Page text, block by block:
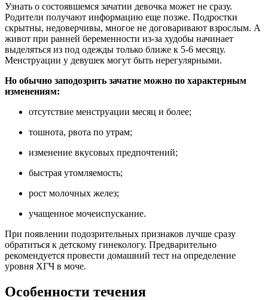
Узнать о состоявшемся зачатии девочка может не сразу.
Родители получают информацию еще позже. Подростки
скрытны, недоверчивы, многое не договаривают взрослым. А
живот при ранней беременности из-за худобы начинает
выделяться из под одежды только ближе к 5-6 месяцу.
Менструации у девушек могут быть нерегулярными.
Но обычно заподозрить зачатие можно по характерным
изменениям:
отсутствие менструации месяц и более;
тошнота, рвота по утрам;
изменение вкусовых предпочтений;
быстрая утомляемость;
рост молочных желез;
учащенное мочеиспускание.
При появлении подозрительных признаков лучше сразу
обратиться к детскому гинекологу. Предварительно
рекомендуется провести домашний тест на определение
уровня ХГЧ в моче.
Особенности течения